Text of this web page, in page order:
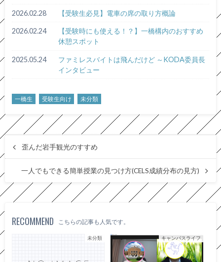
2026.02.28 【受験生必見】電車の席の取り方概論
2026.02.24
【受験時にも使える！？】一橋構内のおすすめ
休憩スポット
2025.05.24
ファミレスバイトは飛んだけど ～KODA委員長
インタビュー
一橋生 受験生向け 未分類
歪んだ岩手観光のすすめ
一人でもできる簡単授業の見つけ方(CELS成績分布の見方)
RECOMMEND こちらの記事も人気です。
未分類 キャンパスライフ